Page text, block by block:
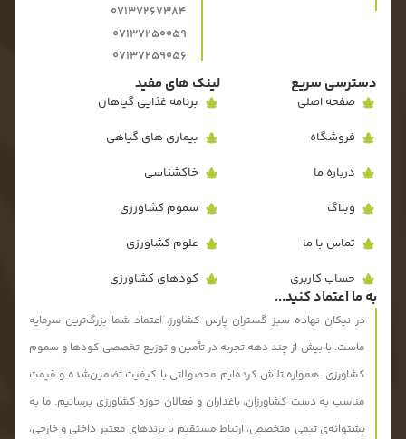
07137267384
07137250059
07137259056
دسترسی سریع
صفحه اصلی
فروشگاه
درباره ما
وبلاگ
تماس با ما
حساب کاربری
لینک های مفید
برنامه غذایی گیاهان
بیماری های گیاهی
خاکشناسی
سموم کشاورزی
علوم کشاورزی
کودهای کشاورزی
به ما اعتماد کنید...
در نیکان نهاده سبز گستران پارس کشاورز، اعتماد شما بزرگ‌ترین سرمایه
ماست. با بیش از چند دهه تجربه در تأمین و توزیع تخصصی کودها و سموم
کشاورزی، همواره تلاش کرده‌ایم محصولاتی با کیفیت تضمین‌شده و قیمت
مناسب به دست کشاورزان، باغداران و فعالان حوزه کشاورزی برسانیم. ما به
پشتوانه‌ی تیمی متخصص، ارتباط مستقیم با برندهای معتبر داخلی و خارجی،